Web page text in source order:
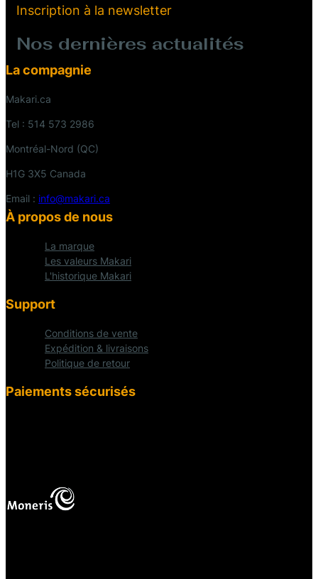
Inscription à la newsletter
Nos dernières actualités
La compagnie
Makari.ca
Tel : 514 573 2986
Montréal-Nord (QC)
H1G 3X5 Canada
Email : info@makari.ca
À propos de nous
La marque
Les valeurs Makari
L'historique Makari
Support
Conditions de vente
Expédition & livraisons
Politique de retour
Paiements sécurisés